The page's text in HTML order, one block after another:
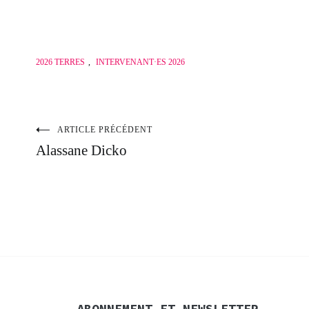
2026 TERRES , INTERVENANT·ES 2026
Navigation
ARTICLE PRÉCÉDENT
Alassane Dicko